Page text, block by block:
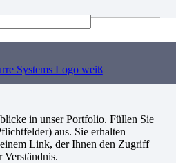
in unser Portfolio. Füllen Sie
aus. Sie erhalten
Link, der Ihnen den Zugriff